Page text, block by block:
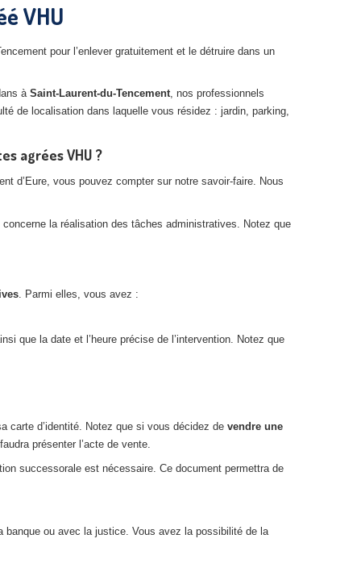
VHU
pour l’enlever gratuitement et le détruire dans un
à Saint-Laurent-du-Tencement, nos professionnels
de localisation dans laquelle vous résidez : jardin, parking,
agrées VHU ?
d’Eure, vous pouvez compter sur notre savoir-faire. Nous
la réalisation des tâches administratives. Notez que
. Parmi elles, vous avez :
que la date et l’heure précise de l’intervention. Notez que
carte d’identité. Notez que si vous décidez de vendre une
présenter l’acte de vente.
successorale est nécessaire. Ce document permettra de
banque ou avec la justice. Vous avez la possibilité de la